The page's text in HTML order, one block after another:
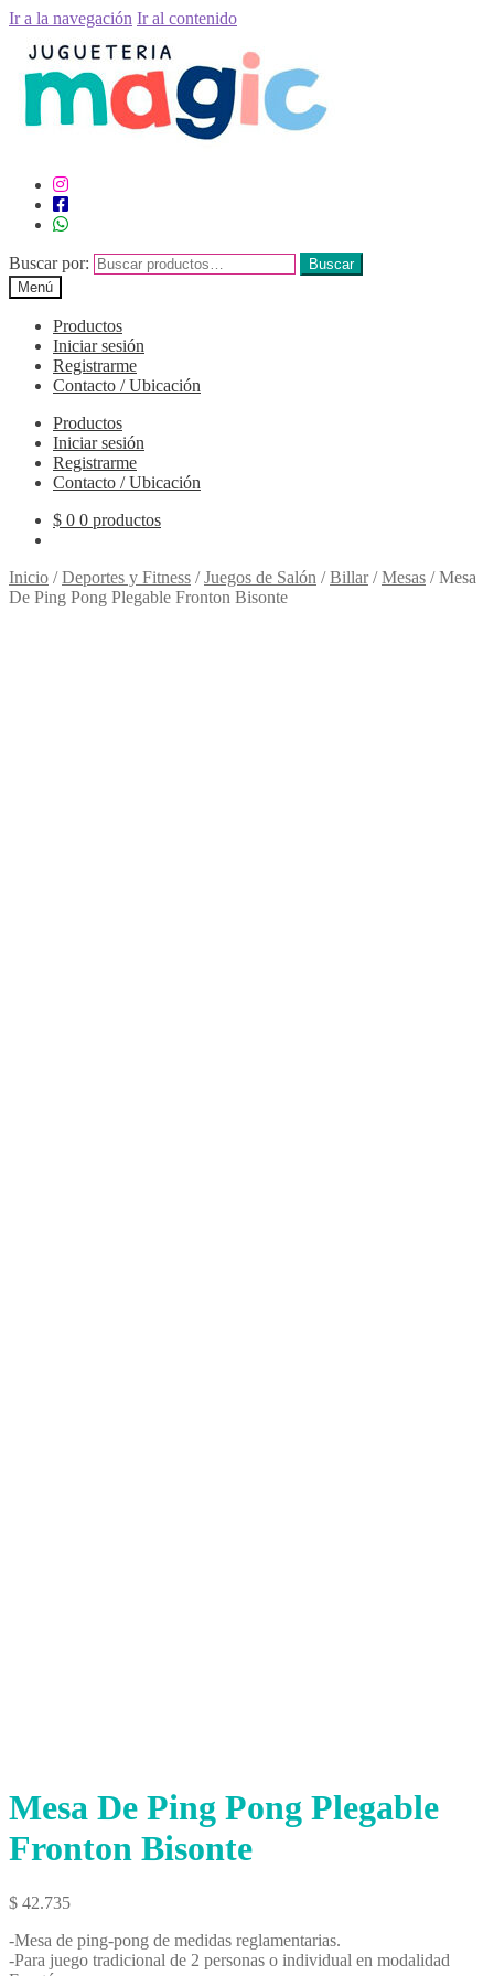
Ir a la navegación Ir al contenido
Buscar por:
Buscar
Menú
Productos
Iniciar sesión
Registrarme
Contacto / Ubicación
Productos
Iniciar sesión
Registrarme
Contacto / Ubicación
$ 0 0 productos
Inicio /Deportes y Fitness /Juegos de Salón /Billar/Mesas /Mesa
De Ping Pong Plegable Fronton Bisonte
Mesa De Ping Pong Plegable
Fronton Bisonte
$ 42.735
-Mesa de ping-pong de medidas reglamentarias.
-Para juego tradicional de 2 personas o individual en modalidad